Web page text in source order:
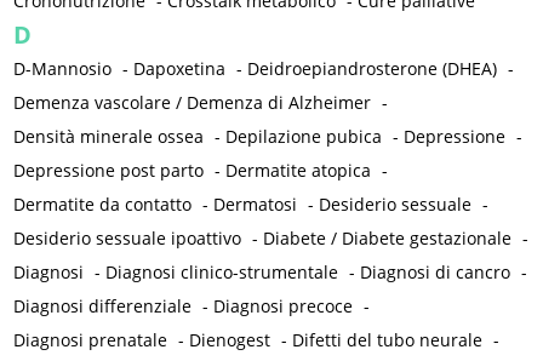
D
D-Mannosio - Dapoxetina - Deidroepiandrosterone (DHEA) -
Demenza vascolare / Demenza di Alzheimer -
Densità minerale ossea - Depilazione pubica - Depressione -
Depressione post parto - Dermatite atopica -
Dermatite da contatto - Dermatosi - Desiderio sessuale -
Desiderio sessuale ipoattivo - Diabete / Diabete gestazionale -
Diagnosi - Diagnosi clinico-strumentale - Diagnosi di cancro -
Diagnosi differenziale - Diagnosi precoce -
Diagnosi prenatale - Dienogest - Difetti del tubo neurale -